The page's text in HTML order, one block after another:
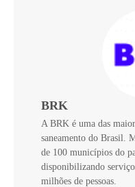
BRK
A BRK é uma das
saneamento do Brasil.
de 100 municípios do
disponibilizando
milhões de pessoas.